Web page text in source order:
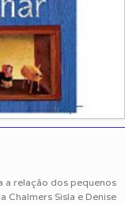
a relação dos pequenos
Chalmers Sisla e Denise